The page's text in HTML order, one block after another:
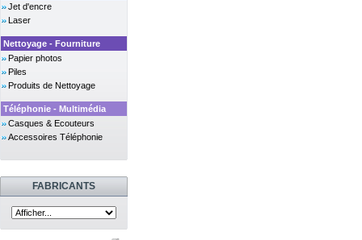
Jet d'encre
Laser
Nettoyage - Fourniture
Papier photos
Piles
Produits de Nettoyage
Téléphonie - Multimédia
Casques & Ecouteurs
Accessoires Téléphonie
FABRICANTS